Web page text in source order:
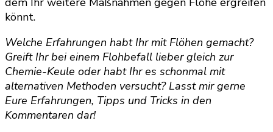
könnt.
Welche Erfahrungen habt Ihr mit Flöhen gemacht?
Greift Ihr bei einem Flohbefall lieber gleich zur
Chemie-Keule oder habt Ihr es schonmal mit
alternativen Methoden versucht? Lasst mir gerne
Eure Erfahrungen, Tipps und Tricks in den
Kommentaren dar!